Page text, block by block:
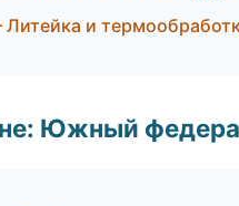
и
Южный